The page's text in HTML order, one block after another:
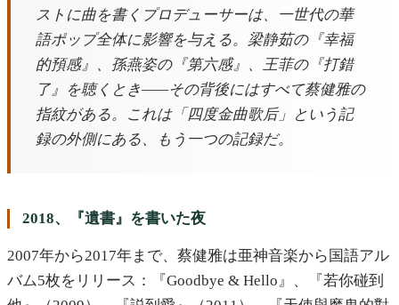
ストに曲を書くプロデューサーは、一世代の華
語ポップ全体に影響を与える。梁静茹の『幸福
的預感』、孫燕姿の『第六感』、王菲の『打錯
了』を聴くとき——その背後にはすべて蔡健雅の
指紋がある。これは「四度金曲歌后」という記
録の外側にある、もう一つの記録だ。
2018、『遺書』を書いた夜
2007年から2017年まで、蔡健雅は亜神音楽から国語アル
バム5枚をリリース：『Goodbye & Hello』、『若你碰到